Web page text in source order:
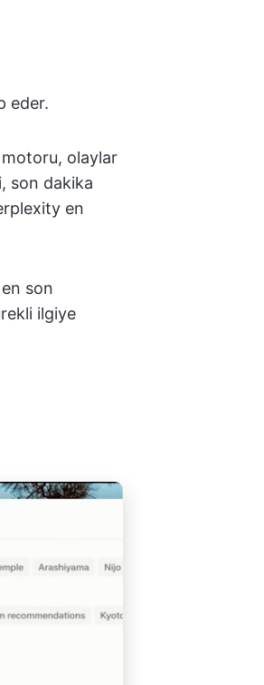
eder.
motoru, olaylar
son dakika
en
son
ilgiye